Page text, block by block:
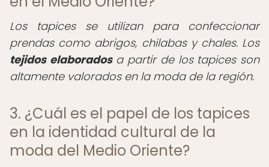
Los tapices se utilizan para confeccionar
prendas como abrigos, chilabas y chales. Los
tejidos elaboradosa partir de los tapices son
altamente valorados en la moda de la región.
3. ¿Cuál es el papel de los tapices
en la identidad cultural de la
moda del Medio Oriente?